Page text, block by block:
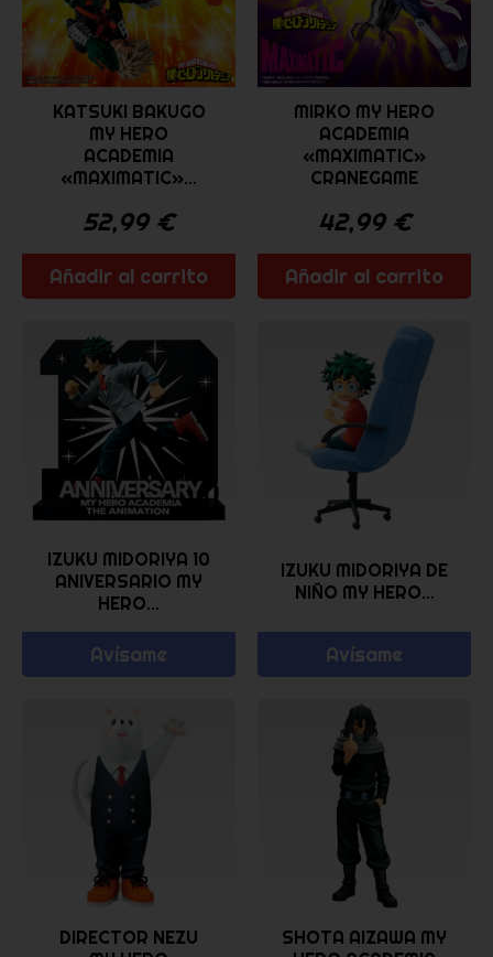
KATSUKI BAKUGO
MY HERO
ACADEMIA
«MAXIMATIC»...
52,99 €
Añadir al carrito
MIRKO MY HERO
ACADEMIA
«MAXIMATIC»
CRANEGAME
42,99 €
Añadir al carrito
IZUKU MIDORIYA 10
ANIVERSARIO MY
HERO...
Avísame
IZUKU MIDORIYA DE
NIÑO MY HERO...
Avísame
DIRECTOR NEZU
SHOTA AIZAWA MY